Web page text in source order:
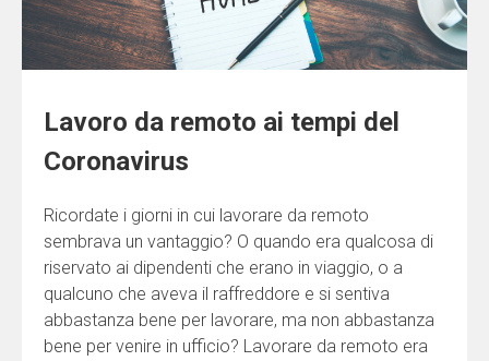
Lavoro da remoto ai tempi del
Coronavirus
Ricordate i giorni in cui lavorare da remoto
sembrava un vantaggio? O quando era qualcosa di
riservato ai dipendenti che erano in viaggio, o a
qualcuno che aveva il raffreddore e si sentiva
abbastanza bene per lavorare, ma non abbastanza
bene per venire in ufficio? Lavorare da remoto era